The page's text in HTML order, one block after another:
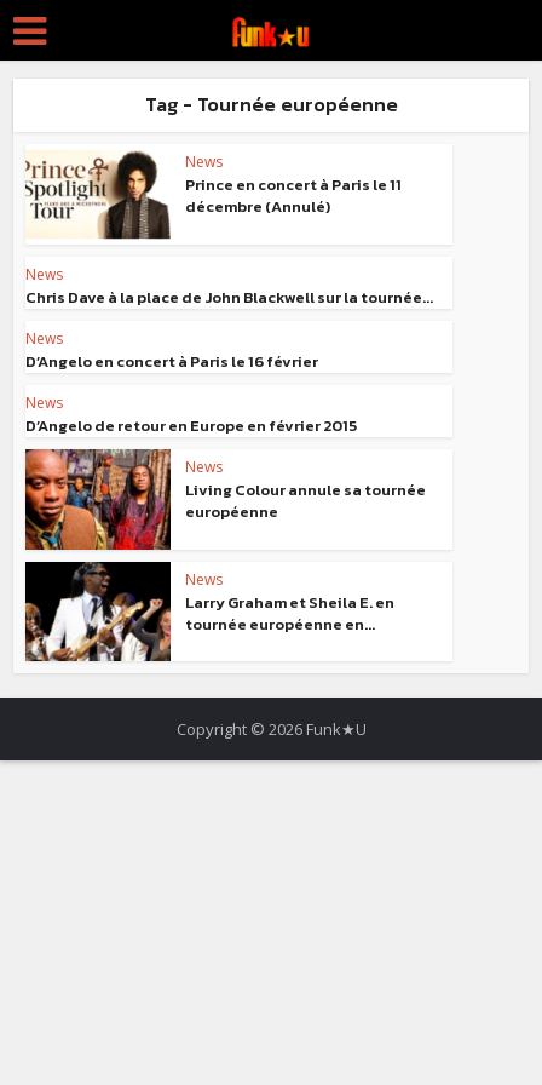
Tag - Tournée européenne
News
Prince en concert à Paris le 11
décembre (Annulé)
News
Chris Dave à la place de John Blackwell sur la tournée...
News
D’Angelo en concert à Paris le 16 février
News
D’Angelo de retour en Europe en février 2015
News
Living Colour annule sa tournée
européenne
News
Larry Graham et Sheila E. en
tournée européenne en...
Copyright © 2026 Funk★U